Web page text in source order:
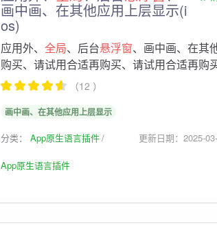
画中画、在其他应用上层显示(i
os)
应用外、 全局、后台悬浮窗、画中画、在其
购买、请试用合适再购买、请试用合适再购
（12 ）
画中画、在其他应用上层显示
分类： App原生语言插件
App原生语言插件
更新日期：2025-